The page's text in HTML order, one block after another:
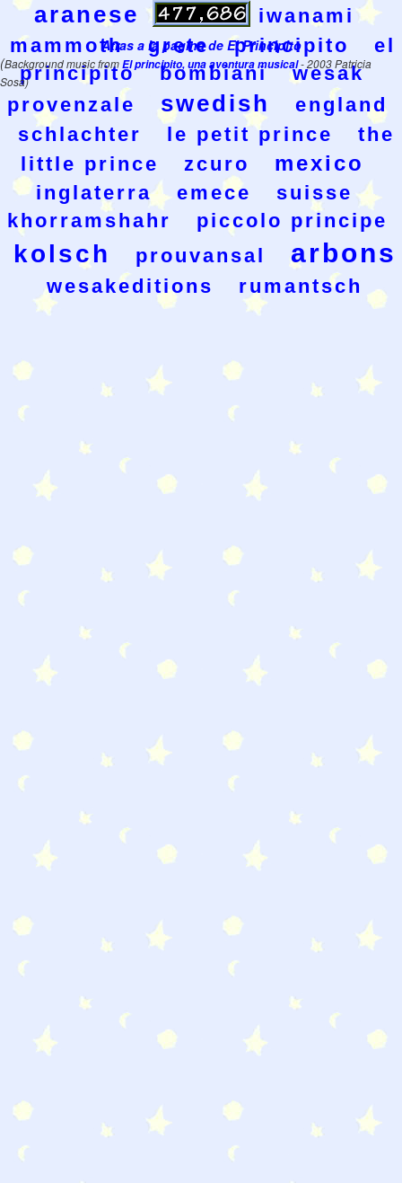
aranese prinsi
iwanami
mammoth
grete principito
el
principito
bombiani
wesak
provenzale
swedish
england
schlachter
le petit prince
the
little prince
zcuro mexico
inglaterra emece
suisse
khorramshahr
piccolo principe
kolsch prouvansal arbons
wesakeditions rumantsch
Atras a la pagina de El Principito
(Background music fromEl principito, una aventura musical- 2003 Patricia
Sosa)